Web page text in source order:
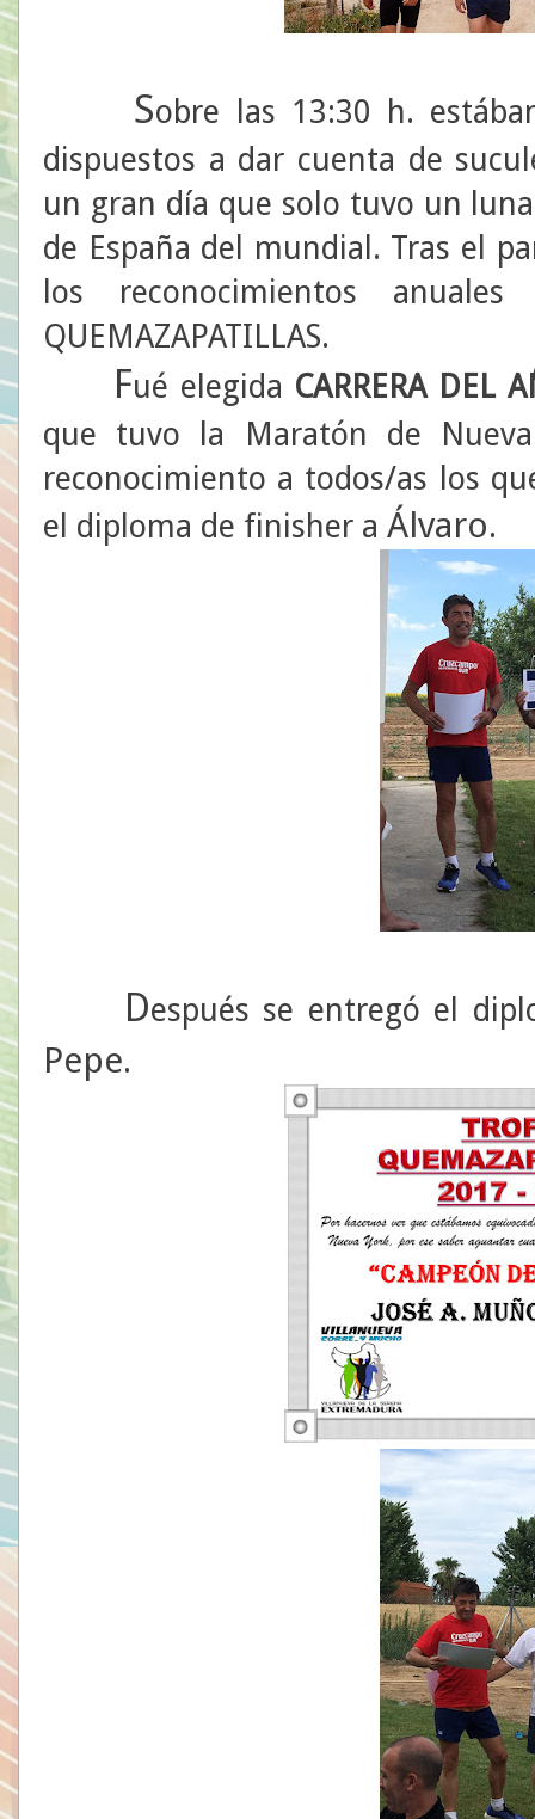
Sobre las 13:30 h.
dispuestos a dar cuenta de
un gran día que solo tuvo un
de España del mundial. Tras el
los reconocimientos
QUEMAZAPATILLAS.
Fué elegida CARRERA DEL
que tuvo la Maratón de
reconocimiento a todos/as los
el diploma de finisher a Álvaro.
Después se entregó el
Pepe.